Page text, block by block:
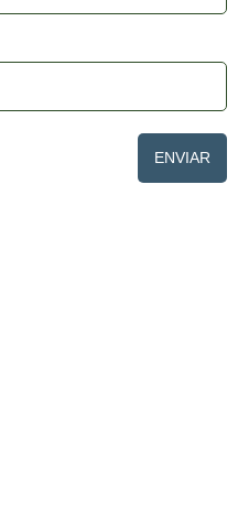
ENVIAR